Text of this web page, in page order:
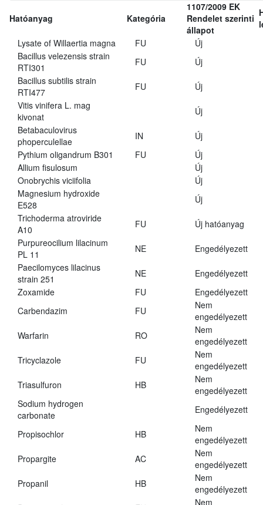
Hatóanyag Kategória
1107/2009 EK
Rendelet szerinti
állapot
Lysate of Willaertia magna
FU
Új
Bacillus velezensis strain
RTI301
FU
Új
Bacillus subtilis strain
RTI477
FU
Új
Vitis vinifera L. mag
kivonat
Új
Betabaculovirus
phoperculellae
IN
Új
Pythium oligandrum B301
FU
Új
Allium fisulosum
Új
Onobrychis viciifolia
Új
Magnesium hydroxide
E528
Új
Trichoderma atroviride
A10
FU
Új hatóanyag
Purpureocilium lilacinum
PL 11
NE
Engedélyezett
Paecilomyces lilacinus
strain 251
NE
Engedélyezett
Zoxamide
FU
Engedélyezett
Carbendazim
FU
Nem
engedélyezett
Warfarin
RO
Nem
engedélyezett
Tricyclazole
FU
Nem
engedélyezett
Triasulfuron
HB
Nem
engedélyezett
Sodium hydrogen
carbonate
Engedélyezett
Propisochlor HB
Nem
engedélyezett
Propargite
AC
Nem
engedélyezett
Propanil
HB
Nem
engedélyezett
Nem